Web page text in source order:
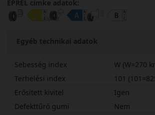
EPREL cimke adatok:
Egyéb technikai adatok
Sebesség index
W (W=270
Terhelési index
101
Erősített kivitel
Igen
Defekttűrő gumi
Nem